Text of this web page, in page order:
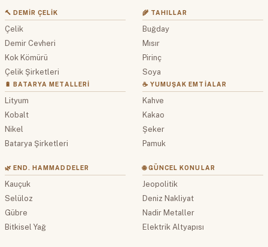
🔨 DEMIR ÇELIK
Çelik
Demir Cevheri
Kok Kömürü
Çelik Şirketleri
🔋 BATARYA METALLERI
Lityum
Kobalt
Nikel
Batarya Şirketleri
🌾 TAHILLAR
Buğday
Mısır
Pirinç
Soya
☕ YUMUŞAK EMTIALAR
Kahve
Kakao
Şeker
Pamuk
🌿 END. HAMMADDELER
Kauçuk
Selüloz
Gübre
Bitkisel Yağ
🌐 GÜNCEL KONULAR
Jeopolitik
Deniz Nakliyat
Nadir Metaller
Elektrik Altyapısı